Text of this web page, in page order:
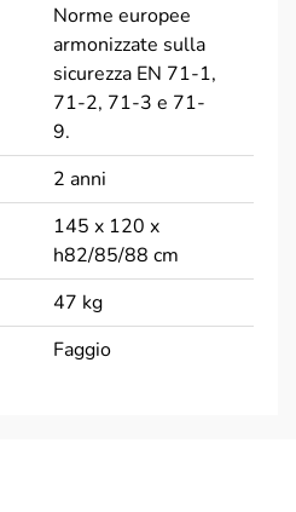
Norme europee
armonizzate sulla
sicurezza EN 71-1,
71-2, 71-3 e 71-
9.
2 anni
145 x 120 x
h82/85/88 cm
47 kg
Faggio